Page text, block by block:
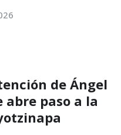
de Ángel
paso a la